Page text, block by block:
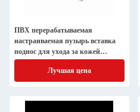
ПВХ перерабатываемая
настраиваемая пузырь вставка
поднос для ухода за кожей
воздушный змей
Лучшая цена